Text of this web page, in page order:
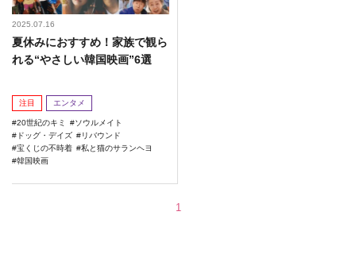
2025.07.16
夏休みにおすすめ！家族で観ら
れる“やさしい韓国映画”6選
注目 エンタメ
20世紀のキミ
ソウルメイト
ドッグ・デイズ
リバウンド
宝くじの不時着
私と猫のサランヘヨ
韓国映画
1